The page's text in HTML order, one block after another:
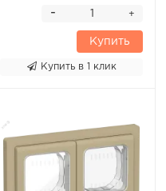
+
-
Купить
Купить в 1 клик